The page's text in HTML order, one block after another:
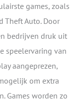
games, zoals
Theft Auto. Door
bedrijven druk uit
speelervaring van
aangeprezen,
om extra
Games worden zo